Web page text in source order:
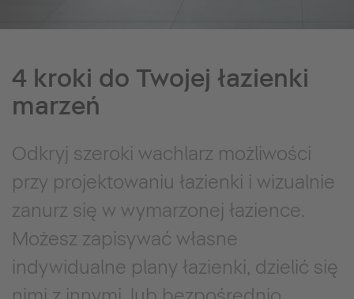
4 kroki do Twojej łazienki
marzeń
Odkryj szeroki wachlarz możliwości
przy projektowaniu łazienki i wizualnie
zanurz się w wymarzonej łazience.
Możesz zapisywać własne
indywidualne plany łazienki, dzielić się